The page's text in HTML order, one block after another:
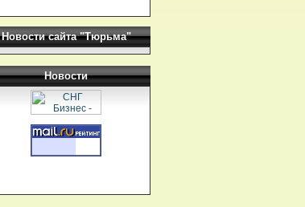
Новости сайта "Тюрьма"
Новости